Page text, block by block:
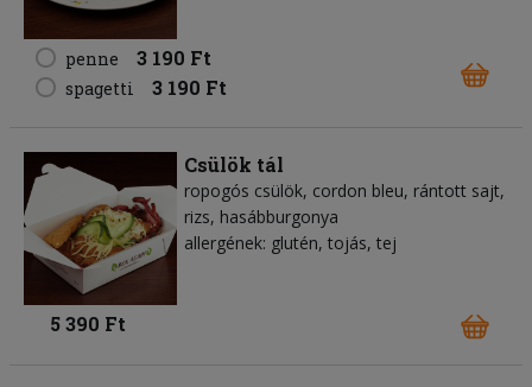
penne 3 190 Ft
spagetti 3 190 Ft
Csülök tál
ropogós csülök, cordon bleu, rántott sajt,
rizs, hasábburgonya
allergének: glutén, tojás, tej
5 390 Ft